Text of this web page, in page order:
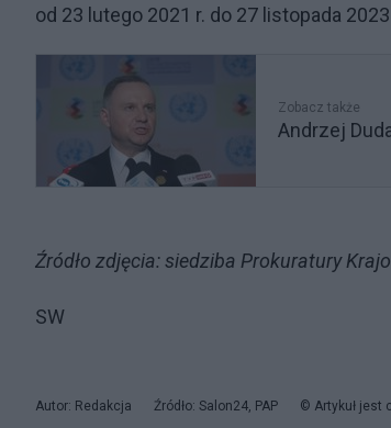
od 23 lutego 2021 r. do 27 listopada
Zobacz także
Andrzej
Źródło zdjęcia: siedziba Prokuratury
SW
Autor: Redakcja Źródło: Salon24, PAP © Artykuł jest